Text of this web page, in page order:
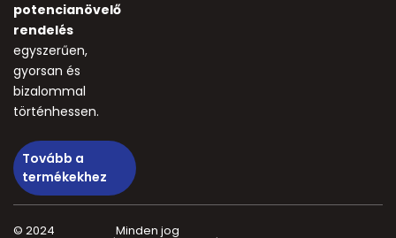
potencianövelő
rendelés
egyszerűen,
gyorsan és
bizalommal
történhessen.
Tovább a
termékekhez
© 2024 Minden jog